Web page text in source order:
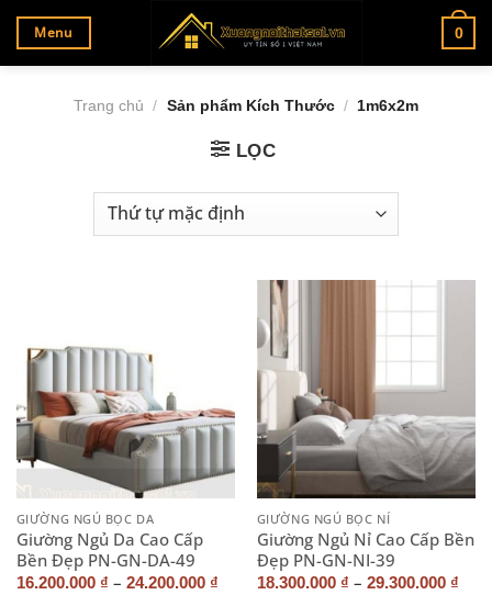
Bỏ
qua
nội
Menu 0
Trang chủ / Sản phẩm Kích Thước / 1m6x2m
LỌC
GIƯỜNG NGỦ BỌC DA
Giường Ngủ Da Cao Cấp
Bền Đẹp PN-GN-DA-49
16.200.000 ₫ – 24.200.000 ₫
GIƯỜNG NGỦ BỌC NỈ
Giường Ngủ Nỉ Cao Cấp Bền
Đẹp PN-GN-NI-39
18.300.000 ₫ – 29.300.000 ₫